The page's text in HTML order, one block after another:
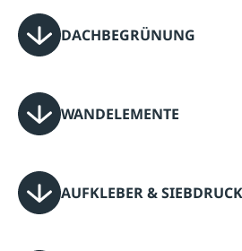
DACHBEGRÜNUNG
WANDELEMENTE
AUFKLEBER &